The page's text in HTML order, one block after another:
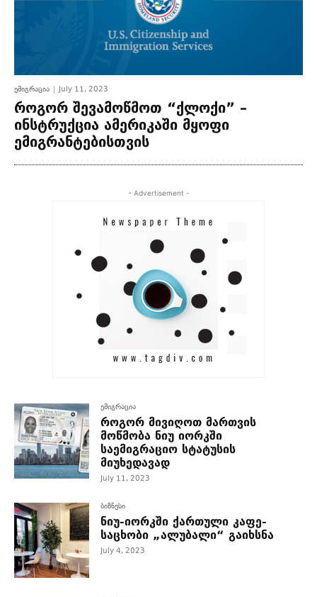
ემიგრაცია July 11, 2023
როგორ შევამოწმოთ “ქლოქი” –
ინსტრუქცია ამერიკაში მყოფი
ემიგრანტებისთვის
- Advertisement -
ემიგრაცია
როგორ მივიღოთ მართვის
მოწმობა ნიუ იორკში
საემიგრაციო სტატუსის
მიუხედავად
July 11, 2023
ბიზნესი
ნიუ-იორკში ქართული კაფე-
საცხობი „ალუბალი“ გაიხსნა
July 4, 2023